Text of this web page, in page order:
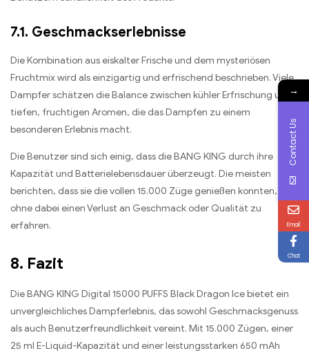
7.1. Geschmackserlebnisse
Die Kombination aus eiskalter Frische und dem mysteriösen
Fruchtmix wird als einzigartig und erfrischend beschrieben. Viele
Dampfer schätzen die Balance zwischen kühler Erfrischung und
tiefen, fruchtigen Aromen, die das Dampfen zu einem
besonderen Erlebnis macht.
Die Benutzer sind sich einig, dass die BANG KING durch ihre
Kapazität und Batterielebensdauer überzeugt. Die meisten
berichten, dass sie die vollen 15.000 Züge genießen konnten,
ohne dabei einen Verlust an Geschmack oder Qualität zu
erfahren.
8. Fazit
Die BANG KING Digital 15000 PUFFS Black Dragon Ice bietet ein
unvergleichliches Dampferlebnis, das sowohl Geschmacksgenuss
als auch Benutzerfreundlichkeit vereint. Mit 15.000 Zügen, einer
25 ml E-Liquid-Kapazität und einer leistungsstarken 650 mAh
→
Contact Us
Email
Chat